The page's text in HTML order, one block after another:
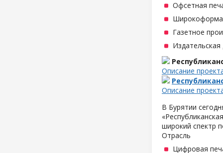
Офсетная
Газетное
Описание
Описание
В Бурятии
широкий спектр
Отрасль
Цифровая